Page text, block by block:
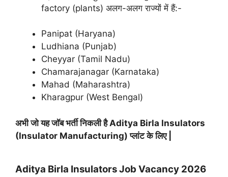
factory (plants) अलग-अलग राज्यों में हैं:-
Panipat (Haryana)
Ludhiana (Punjab)
Cheyyar (Tamil Nadu)
Chamarajanagar (Karnataka)
Mahad (Maharashtra)
Kharagpur (West Bengal)
अभी जो यह जॉब भर्ती निकली है Aditya Birla Insulators
(Insulator Manufacturing) प्लांट के लिए |
Aditya Birla Insulators Job Vacancy 2026